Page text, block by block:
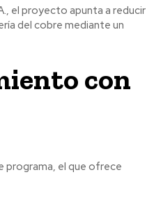
el proyecto apunta a reducir
del cobre mediante un
con
programa, el que ofrece